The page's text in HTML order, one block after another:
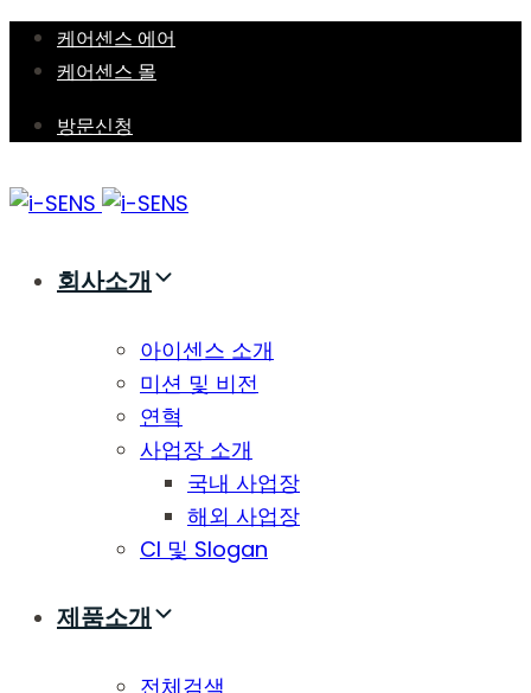
Skip
links
Skip
navigation
to
케어센스 에어
케어센스 몰
방문신청
회사소개
아이센스 소개
미션 및 비전
연혁
사업장 소개
국내 사업장
해외 사업장
CI 및 Slogan
제품소개
전체검색